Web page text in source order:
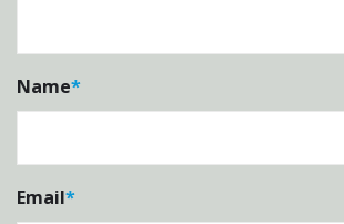
Name*
Email*